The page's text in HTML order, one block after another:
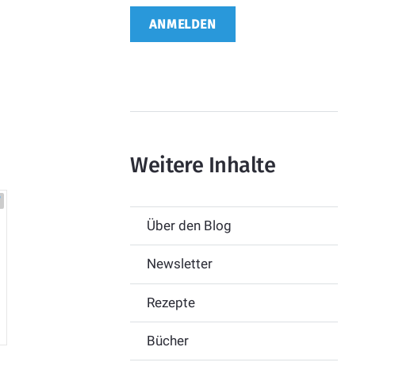
Weitere Inhalte
Über den Blog
Newsletter
Rezepte
Bücher